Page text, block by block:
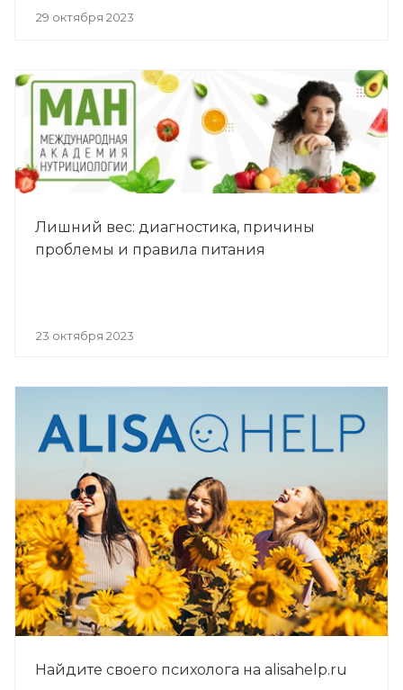
29 октября 2023
Лишний вес: диагностика, причины
проблемы и правила питания
23 октября 2023
Найдите своего психолога на alisahelp.ru